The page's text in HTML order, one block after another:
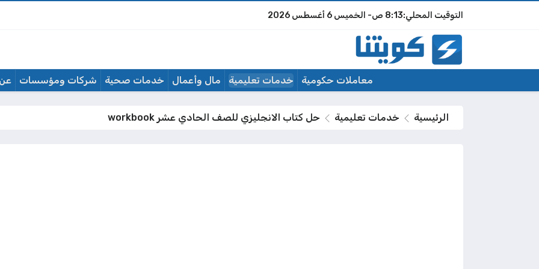
8:13 ص الخميس 6 أغسطس 2026
معاملات حكومية خدمات تعليمية مال وأعمال خدمات صحية شركات ومؤسسات
الرئيسية خدمات تعليمية حل كتاب الانجليزي للصف الحادي عشر workbook